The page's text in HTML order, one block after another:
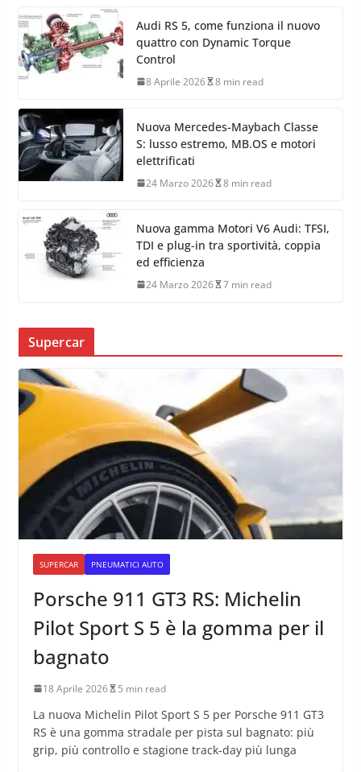
Audi RS 5, come funziona il nuovo
quattro con Dynamic Torque
Control
8 Aprile 2026 8 min read
Nuova Mercedes-Maybach Classe
S: lusso estremo, MB.OS e motori
elettrificati
24 Marzo 2026 8 min read
Nuova gamma Motori V6 Audi: TFSI,
TDI e plug-in tra sportività, coppia
ed efficienza
24 Marzo 2026 7 min read
Supercar
SUPERCAR PNEUMATICI AUTO
Porsche 911 GT3 RS: Michelin
Pilot Sport S 5 è la gomma per il
bagnato
18 Aprile 2026 5 min read
La nuova Michelin Pilot Sport S 5 per Porsche 911 GT3
RS è una gomma stradale per pista sul bagnato: più
grip, più controllo e stagione track-day più lunga